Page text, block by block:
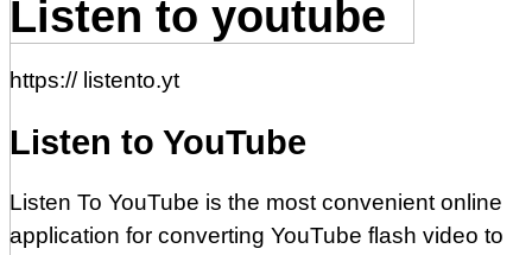
Listen to youtube
https:// listento.yt
Listen to YouTube
Listen To YouTube is the most convenient online
application for converting YouTube flash video to